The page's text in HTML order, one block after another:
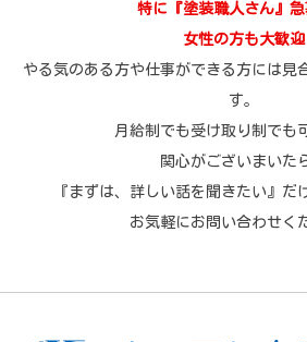
特に『塗装職人さん』急
女性の方も大歓迎
やる気のある方や仕事ができる方には見
す。
月給制でも受け取り制でも
関心がございまいた
『まずは、詳しい話を聞きたい』だ
お気軽にお問い合わせく